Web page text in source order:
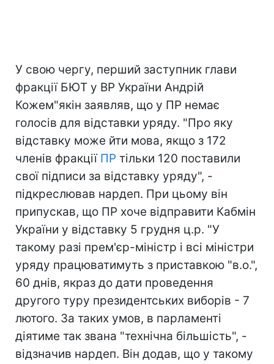
У свою чергу, перший заступник глави
фракції БЮТ у ВР України Андрій
Кожем"якін заявляв, що у ПР немає
голосів для відставки уряду. "Про яку
відставку може йти мова, якщо з 172
членів фракції ПР тільки 120 поставили
свої підписи за відставку уряду", -
підкреслював нардеп. При цьому він
припускав, що ПР хоче відправити Кабмін
України у відставку 5 грудня ц.р. "У
такому разі прем'єр-міністр і всі міністри
уряду працюватимуть з приставкою "в.о.",
60 днів, якраз до дати проведення
другого туру президентських виборів - 7
лютого. За таких умов, в парламенті
діятиме так звана "технічна більшість", -
відзначив нардеп. Він додав, що у такому